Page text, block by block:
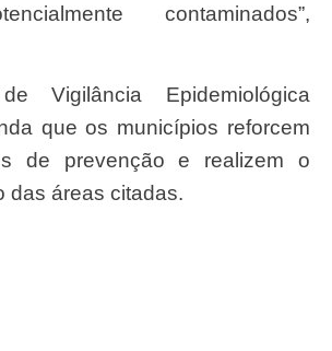
contaminados”,
que os municípios reforcem
de prevenção e realizem o
das áreas citadas.